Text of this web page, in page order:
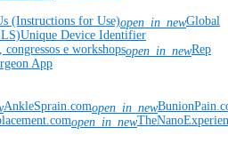
(Instructions for Use)open_in_newGlobal
Unique Device Identifier
congressos e workshopsopen_in_newRep
App
AnkleSprain.comopen_in_new
open_in_new